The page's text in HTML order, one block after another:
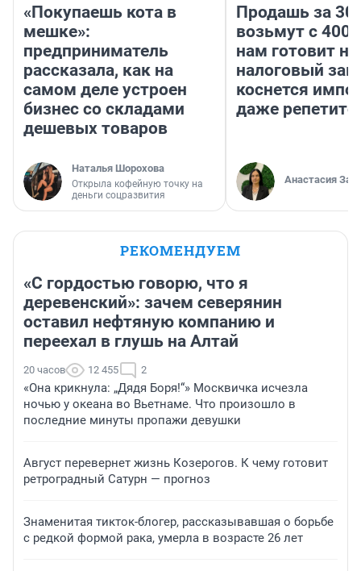
«Покупаешь кота в
мешке»:
предприниматель
рассказала, как на
самом деле устроен
бизнес со складами
дешевых товаров
Наталья Шорохова
Открыла кофейную точку на
деньги соцразвития
Продашь за
возьмут с
нам готовит
налоговый
коснется
даже
Анастасия
РЕКОМЕНДУЕМ
«С гордостью говорю, что я
деревенский»: зачем северянин
оставил нефтяную компанию и
переехал в глушь на Алтай
20 часов 12 455 2
«Она крикнула: „Дядя Боря!“» Москвичка исчезла
ночью у океана во Вьетнаме. Что произошло в
последние минуты пропажи девушки
Август перевернет жизнь Козерогов. К чему готовит
ретроградный Сатурн — прогноз
Знаменитая тикток-блогер, рассказывавшая о борьбе
с редкой формой рака, умерла в возрасте 26 лет